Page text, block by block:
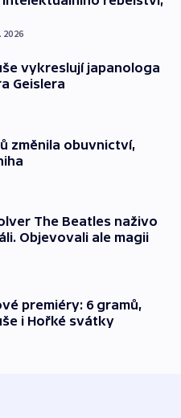
2026
vykreslují japanologa
Geislera
změnila obuvnictví,
The Beatles naživo
Objevovali ale magii
premiéry: 6 gramů,
i Hořké svátky